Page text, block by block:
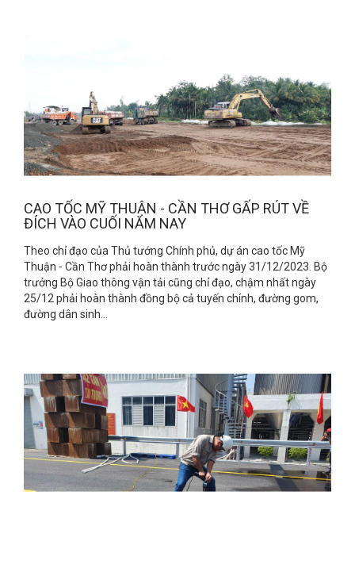
CAO TỐC MỸ THUẬN - CẦN THƠ GẤP RÚT VỀ
ĐÍCH VÀO CUỐI NĂM NAY
Theo chỉ đạo của Thủ tướng Chính phủ, dự án cao tốc Mỹ
Thuận - Cần Thơ phải hoàn thành trước ngày 31/12/2023. Bộ
trưởng Bộ Giao thông vận tải cũng chỉ đạo, chậm nhất ngày
25/12 phải hoàn thành đồng bộ cả tuyến chính, đường gom,
đường dân sinh...